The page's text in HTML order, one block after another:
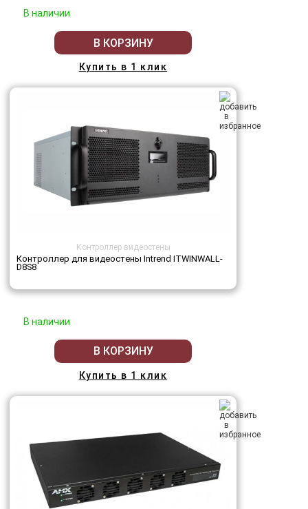
В наличии
В КОРЗИНУ
Купить в 1 клик
Контроллер видеостены
Контроллер для видеостены Intrend ITWINWALL-
D8S8
В наличии
В КОРЗИНУ
Купить в 1 клик